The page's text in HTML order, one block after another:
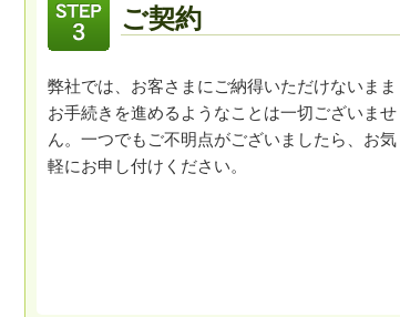
ご契約
弊社では、お客さまにご納得いただけないまま
お手続きを進めるようなことは一切ございませ
ん。一つでもご不明点がございましたら、お気
軽にお申し付けください。